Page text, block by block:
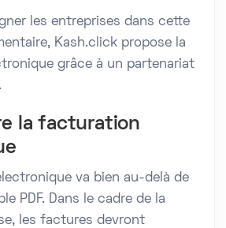
les entreprises dans cette
Kash.click propose la
grâce à un partenariat
la facturation
va bien au-delà de
PDF. Dans le cadre de la
les factures devront